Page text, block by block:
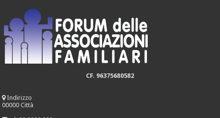
CF. 96375680582
Indirizzo
00000 Città